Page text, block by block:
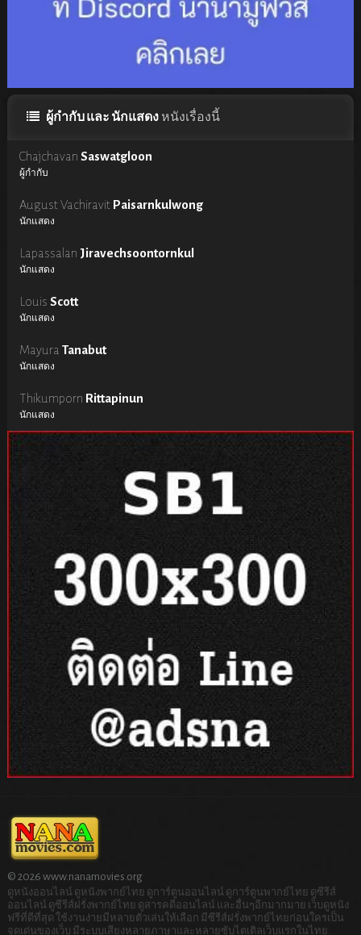
ผู้กำกับ และ นักแสดงหนังเรื่องนี้
Chajchavan Saswatgloon
ผู้กำกับ
August Vachiravit Paisarnkulwong
นักแสดง
Lapassalan Jiravechsoontornkul
นักแสดง
Louis Scott
นักแสดง
Mayura Tanabut
นักแสดง
Thikumporn Rittapinun
นักแสดง
© 2026 www.nanamovies.org
ดูหนังออนไลน์ ดูหนังพากย์ไทย ดูการ์ตูนออนไลน์ ดูการ์ตูนพากย์ไทย ดูซีรีส์
ออนไลน์ ดูซีรีส์ฝรั่งพากย์ไทย ดูสารคดีออนไลน์ และอื่นๆอีกมากมาย เว็บดูหนัง
ฟรีที่ดีที่สุด ใช้งานง่ายมีหลายตัวเล่นให้เลือก มีซีรีส์ฝรั่งพากย์ไทยก่อนใครเป็น
จุดเด่นของเว็บ มีระบบเสียงหลายภาษาและหลายซับไตเติลเว็บแรกในไทย.